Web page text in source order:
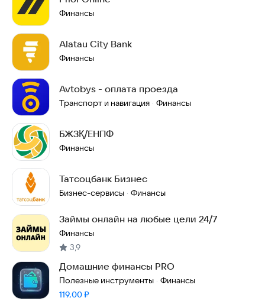
Финансы
Alatau City Bank
Финансы
Avtobys - оплата проезда
Транспорт и навигация · Финансы
БЖЗҚ/ЕНПФ
Финансы
Татсоцбанк Бизнес
Бизнес-сервисы · Финансы
Займы онлайн на любые цели 24/7
Финансы
3,9
Домашние финансы PRO
Полезные инструменты · Финансы
Цена:
119,00₽